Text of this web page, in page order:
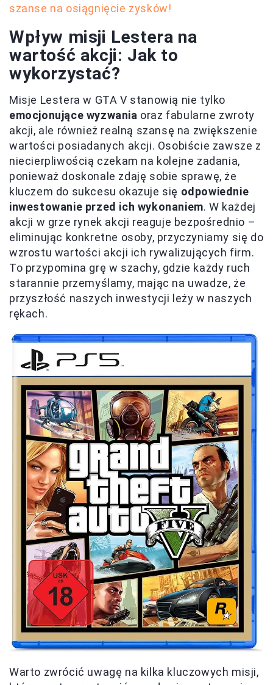
szanse na osiągnięcie zysków!
Wpływ misji Lestera na
wartość akcji: Jak to
wykorzystać?
Misje Lestera w GTA V stanowią nie tylko
emocjonujące wyzwania oraz fabularne zwroty
akcji, ale również realną szansę na zwiększenie
wartości posiadanych akcji. Osobiście zawsze z
niecierpliwością czekam na kolejne zadania,
ponieważ doskonale zdaję sobie sprawę, że
kluczem do sukcesu okazuje się odpowiednie
inwestowanie przed ich wykonaniem. W każdej
akcji w grze rynek akcji reaguje bezpośrednio –
eliminując konkretne osoby, przyczyniamy się do
wzrostu wartości akcji ich rywalizujących firm.
To przypomina grę w szachy, gdzie każdy ruch
starannie przemyślamy, mając na uwadze, że
przyszłość naszych inwestycji leży w naszych
rękach.
Warto zwrócić uwagę na kilka kluczowych misji,